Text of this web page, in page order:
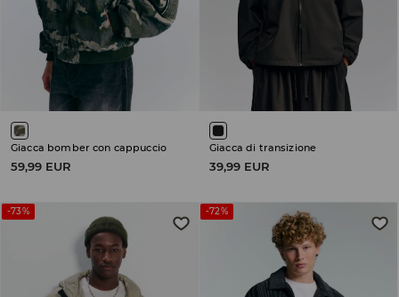
Giacca bomber con cappuccio
59,99 EUR
Giacca di transizione
39,99 EUR
-73% -72%